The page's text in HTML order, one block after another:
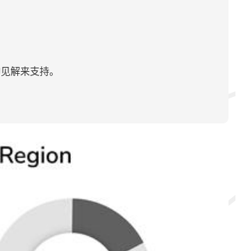
解来支持。